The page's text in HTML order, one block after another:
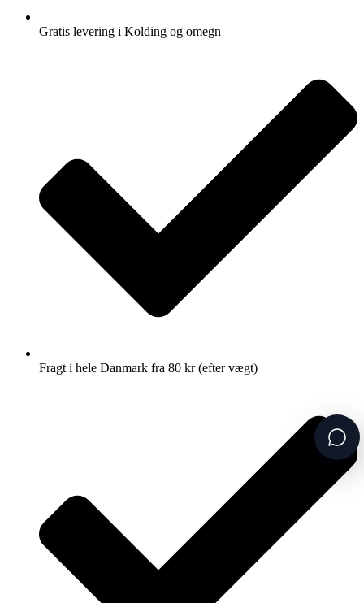
Gratis levering i Kolding og omegn
Fragt i hele Danmark fra 80 kr (efter vægt)